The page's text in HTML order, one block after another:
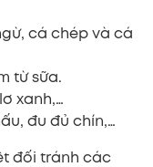
cá chép và cá
từ sữa.
xanh,…
đu đủ chín,…
đối tránh các